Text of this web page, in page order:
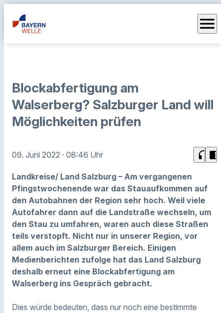
menu
Blockabfertigung am
Walserberg? Salzburger Land will
Möglichkeiten prüfen
09. Juni 2022 · 08:46 Uhr headphones chrome_reader_mode
Landkreise/ Land Salzburg – Am vergangenen
Pfingstwochenende war das Stauaufkommen auf
den Autobahnen der Region sehr hoch. Weil viele
Autofahrer dann auf die Landstraße wechseln, um
den Stau zu umfahren, waren auch diese Straßen
teils verstopft. Nicht nur in unserer Region, vor
allem auch im Salzburger Bereich. Einigen
Medienberichten zufolge hat das Land Salzburg
deshalb erneut eine Blockabfertigung am
Walserberg ins Gespräch gebracht.
Dies würde bedeuten, dass nur noch eine bestimmte